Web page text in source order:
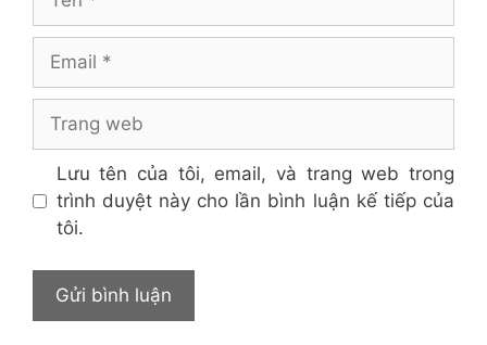
Email
Trang
Lưu tên của tôi, email, và trang web trong
trình duyệt này cho lần bình luận kế tiếp của
tôi.